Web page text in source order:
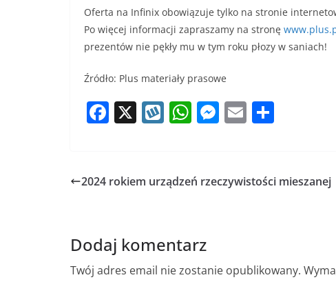
Oferta na Infinix obowiązuje tylko na stronie
Po więcej informacji zapraszamy na stronę
prezentów nie pękły mu w tym roku płozy w saniach!
Źródło: Plus materiały prasowe
F
e
o
k
X W
o
W
s
p
M
e
E
l e
2024 rokiem urządzeń rzeczywistości mieszanej
Dodaj komentarz
Twój adres email nie zostanie opublikowany.